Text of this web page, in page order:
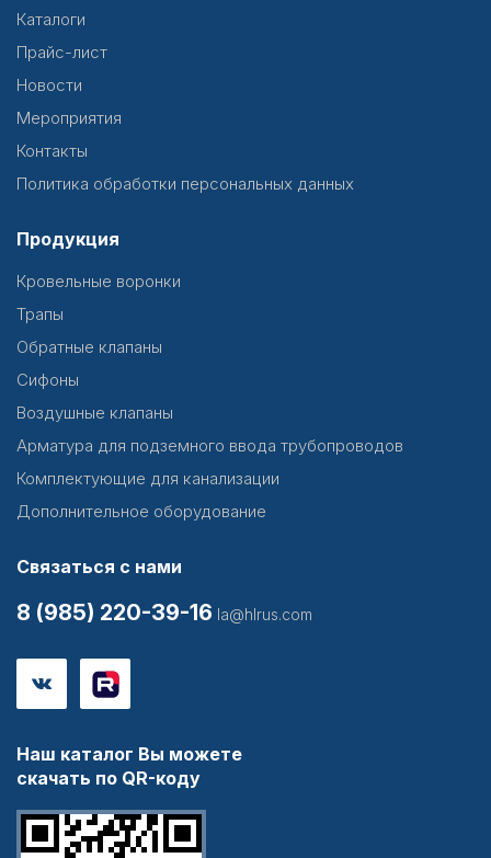
Каталоги
Прайс-лист
Новости
Мероприятия
Контакты
Политика обработки персональных данных
Продукция
Кровельные воронки
Трапы
Обратные клапаны
Сифоны
Воздушные клапаны
Арматура для подземного ввода трубопроводов
Комплектующие для канализации
Дополнительное оборудование
Связаться с нами
8 (985) 220-39-16 la@hlrus.com
Наш каталог Вы можете
скачать по QR-коду